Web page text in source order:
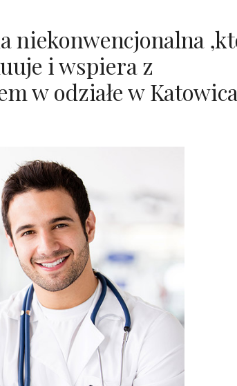
niekonwencjonalna
i wspiera z
w odziałe w